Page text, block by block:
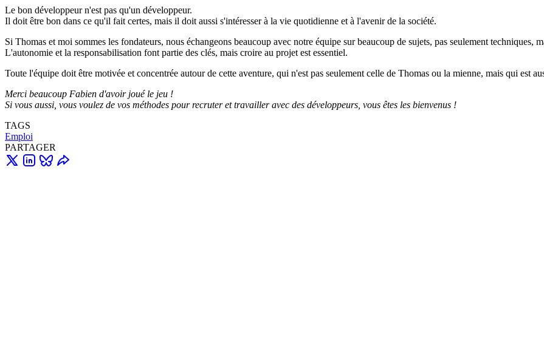
Le bon développeur n'est pas qu'un développeur.
Il doit être bon dans ce qu'il fait certes, mais il doit aussi s'intéresser à la vie quotidienne et à l'avenir de la société.
Si Thomas et moi sommes les fondateurs, nous échangeons beaucoup avec notre équipe sur beaucoup de sujets, pas seulement techniques,
L'autonomie et la responsabilisation font partie des clés, mais croire au projet est essentiel.
Toute l'équipe doit être motivée et concentrée autour de cette aventure, qui n'est pas seulement celle de Thomas ou la mienne, mais qui est
Merci beaucoup Fabien d'avoir joué le jeu !
Si vous aussi, vous voulez de vos méthodes pour recruter et travailler avec des développeurs, vous êtes les bienvenus !
TAGS
Emploi
PARTAGER